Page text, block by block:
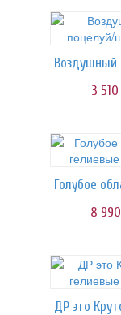
3 510
8 990